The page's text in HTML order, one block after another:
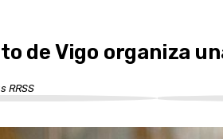
de Vigo organiza
RRSS